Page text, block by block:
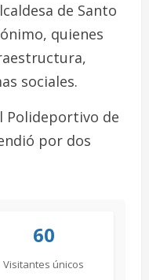
de Santo
quienes
sociales.
Polideportivo de
por dos
60
Visitantes únicos